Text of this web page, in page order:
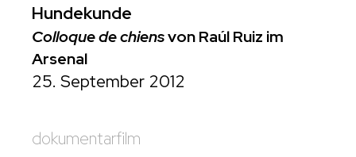
Hundekunde
Colloque de chiensvon Raúl Ruiz im
Arsenal
25. September 2012
dokumentarfilm